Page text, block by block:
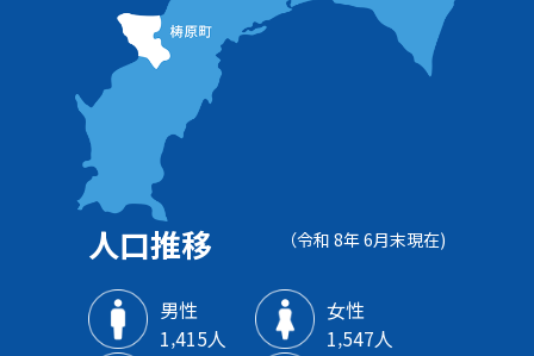
人口推移 （令和 8年 6月末現在)
男性
1‚415人
女性
1‚547人